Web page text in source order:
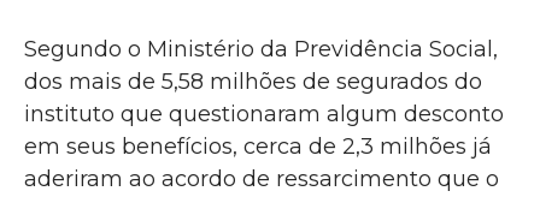
Segundo o Ministério da Previdência Social,
dos mais de 5,58 milhões de segurados do
instituto que questionaram algum desconto
em seus benefícios, cerca de 2,3 milhões já
aderiram ao acordo de ressarcimento que o